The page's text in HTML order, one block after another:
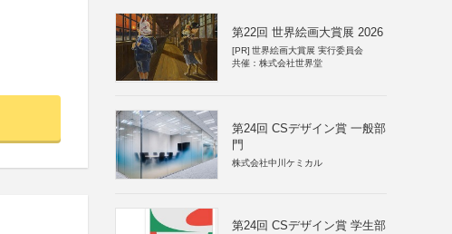
第22回 世界絵画大賞展 2026
[PR] 世界絵画大賞展 実行委員会
共催：株式会社世界堂
第24回 CSデザイン賞 一般部
門
株式会社中川ケミカル
第24回 CSデザイン賞 学生部